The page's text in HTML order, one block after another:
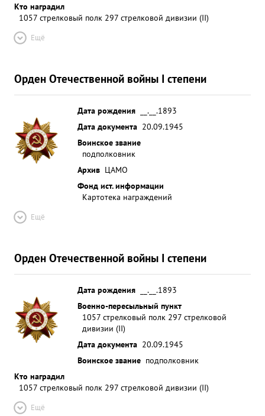
Кто наградил
1057 стрелковый полк 297 стрелковой дивизии (II)
Ещё
Орден Отечественной войны I степени
Дата рождения
__.__.1893
Дата документа 20.09.1945
Воинское звание
подполковник
Архив ЦАМО
Фонд ист. информации
Картотека награждений
Ещё
Орден Отечественной войны I степени
Дата рождения
__.__.1893
Военно-пересыльный пункт
1057 стрелковый полк 297 стрелковой
дивизии (II)
Дата документа 20.09.1945
Воинское звание подполковник
Кто наградил
1057 стрелковый полк 297 стрелковой дивизии (II)
Ещё